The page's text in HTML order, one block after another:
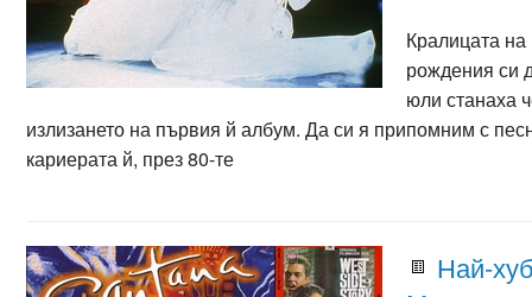
Кралицата
рождения си
юли станаха
излизането на първия й албум. Да си я припомним с
кариерата й, през 80-те
Най-